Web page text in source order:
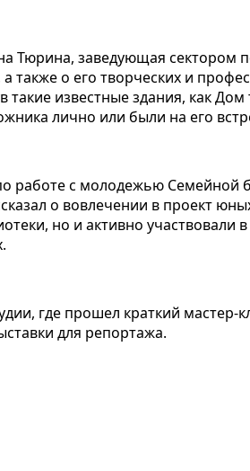
Тюрина, заведующая
также о его творческих и
такие известные здания, как
лично или были на его
с молодежью Семейной
о вовлечении в проект
но и активно участвовали
где прошел краткий
для репортажа.